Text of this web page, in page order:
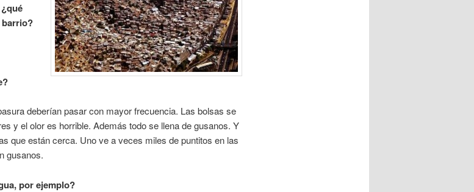
deberían pasar con mayor frecuencia. Las bolsas se
y el olor es horrible. Además todo se llena de gusanos. Y
que están cerca. Uno ve a veces miles de puntitos en las
gusanos.
por ejemplo?